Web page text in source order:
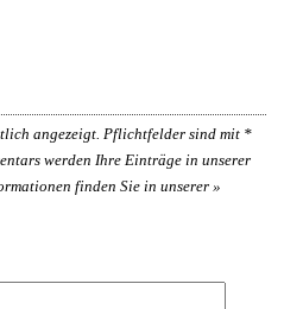
angezeigt. Pflichtfelder sind mit *
werden Ihre Einträge in unserer
finden Sie in unserer »